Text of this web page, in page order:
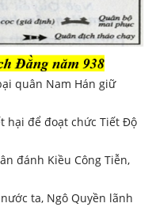
quân Nam Hán giữ
hại để đoạt chức Tiết Độ
đánh Kiều Công Tiễn,
ta, Ngô Quyền lãnh